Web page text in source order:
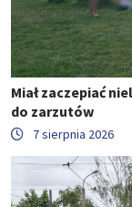
Miał zaczepiać
do zarzutów
7 sierpnia 2026